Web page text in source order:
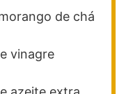
de chá
vinagre